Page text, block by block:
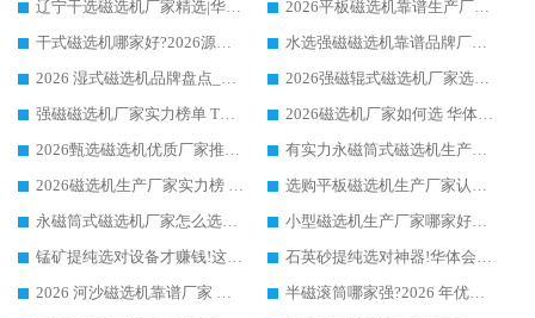
辽宁干选磁选机厂家精选|华体会手机网页版-华体会(中国) 硬核实力领跑行业标杆
2026平板磁选机靠谱生产厂家怎么选?行业标杆华体会手机网页版-华体会(中国) ，凭硬实力脱颖而出
干式磁选机哪家好?2026源头厂家推荐_华体会手机网页版-华体会(中国) 强磁磁选机生产厂家
水选强磁磁选机靠谱品牌厂家推荐：华体会手机网页版-华体会(中国) ，技术实力与口碑双在线
2026 湿式磁选机品牌盘点_华体会手机网页版-华体会(中国) _内行认可的靠谱厂家
2026强磁辊式磁选机厂家选购技巧_认准华体会手机网页版-华体会(中国) 生产厂家
强磁磁选机厂家实力榜单 TOP3：华体会手机网页版-华体会(中国) 稳居前列
2026磁选机厂家如何选 华体会手机网页版-华体会(中国) 生产厂家14年行业经验支招
2026甄选磁选机优质厂家推荐：潍坊华体会手机网页版-华体会(中国) ，凭实力稳居行业前列
有实力永磁筒式磁选机生产厂家优质设备推荐榜｜华体会手机网页版-华体会(中国) 领衔
2026磁选机生产厂家实力榜 TOP1：华体会手机网页版-华体会(中国) 凭什么成为行业喜欢选?
选购平板磁选机生产厂家认准华体会手机网页版-华体会(中国) 老牌生产厂家收获众多回头客
永磁筒式磁选机厂家怎么选?14 年老厂华体会手机网页版-华体会(中国) 凭实力出圈，这 5 大优势太圈粉
小型磁选机生产厂家哪家好?2026 年实测推荐，华体会手机网页版-华体会(中国) 十年口碑厂值得闭眼入
锰矿提纯选对设备才赚钱!这家临朐厂家的强磁辊磁选机凭啥成行业标杆?
石英砂提纯选对神器!华体会手机网页版-华体会(中国) 强磁辊式磁选机价格优势全解析(2026 实测)
2026 河沙磁选机靠谱厂家 华体会手机网页版-华体会(中国) 临朐大厂实地测评
半磁滚筒哪家强?2026 年优质厂家推荐，华体会手机网页版-华体会(中国) 为什么能领跑行业